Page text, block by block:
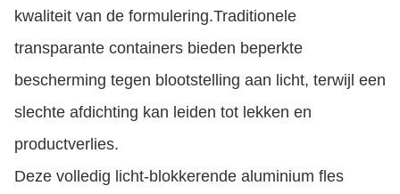
kwaliteit van de formulering.Traditionele
transparante containers bieden beperkte
bescherming tegen blootstelling aan licht, terwijl een
slechte afdichting kan leiden tot lekken en
productverlies.
Deze volledig licht-blokkerende aluminium fles